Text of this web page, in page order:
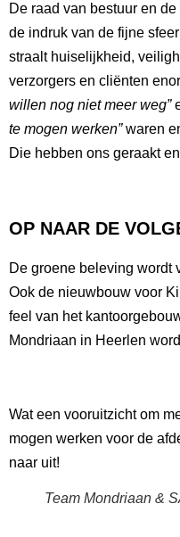
De raad van bestuur en
de indruk van de fijne
straalt huiselijkheid,
verzorgers en cliënten
willen nog niet meer weg”
te mogen werken”waren
Die hebben ons geraakt
OP NAAR DE
De groene beleving wordt
Ook de nieuwbouw voor
feel van het
Mondriaan in Heerlen
Wat een vooruitzicht om
mogen werken voor de
naar uit!
Team Mondriaan &